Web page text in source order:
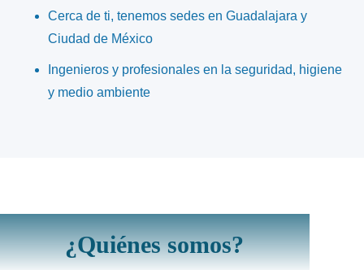
Cerca de ti, tenemos sedes en Guadalajara y
Ciudad de México
Ingenieros y profesionales en la seguridad, higiene
y medio ambiente
¿Quiénes somos?